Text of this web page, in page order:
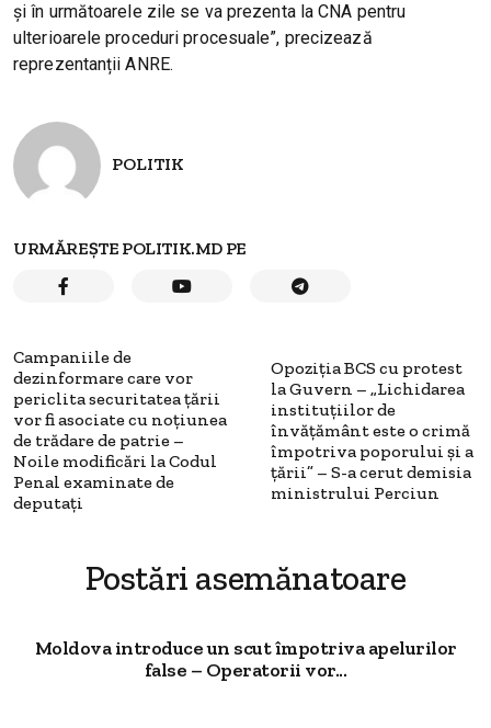
și în următoarele zile se va prezenta la CNA pentru
ulterioarele proceduri procesuale”, precizează
reprezentanții ANRE.
POLITIK
URMĂREȘTE POLITIK.MD PE
Campaniile de
dezinformare care vor
periclita securitatea țării
vor fi asociate cu noțiunea
de trădare de patrie –
Noile modificări la Codul
Penal examinate de
deputați
Opoziția BCS cu protest
la Guvern – „Lichidarea
instituțiilor de
învățământ este o crimă
împotriva poporului și a
țării” – S-a cerut demisia
ministrului Perciun
Postări asemănatoare
Moldova introduce un scut împotriva apelurilor
false – Operatorii vor...